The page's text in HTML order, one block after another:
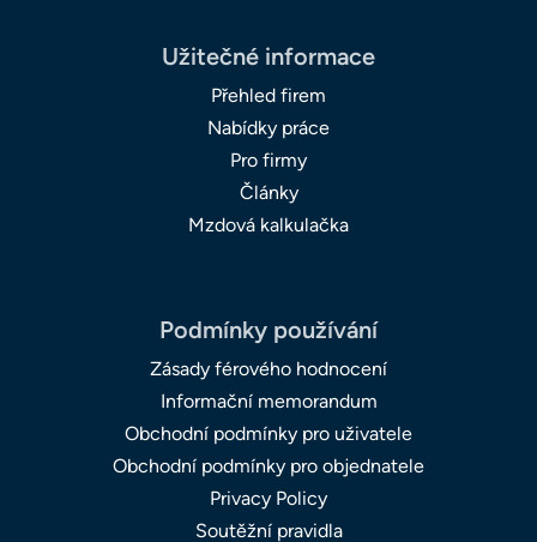
Užitečné informace
Přehled firem
Nabídky práce
Pro firmy
Články
Mzdová kalkulačka
Podmínky používání
Zásady férového hodnocení
Informační memorandum
Obchodní podmínky pro uživatele
Obchodní podmínky pro objednatele
Privacy Policy
Soutěžní pravidla